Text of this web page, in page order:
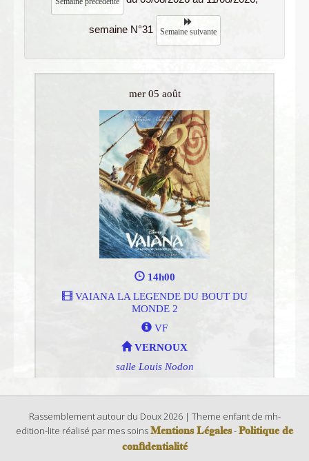
Rassemblement autour du Doux 2026 | Theme enfant de mh-
edition-lite réalisé par mes soinsMentions Légales-Politique de
confidentialité